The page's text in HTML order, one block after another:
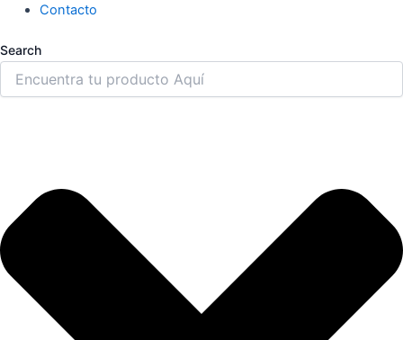
Contacto
Search